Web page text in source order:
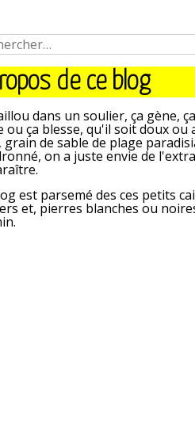
de ce blog
dans un soulier, ça gène,
ou ça blesse, qu'il soit doux ou
grain de sable de plage
on a juste envie de
est parsemé des ces petits
et, pierres blanches ou